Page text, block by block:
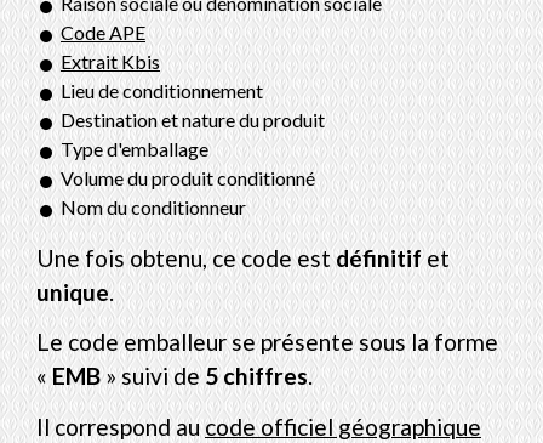
Code APE
Extrait Kbis
Lieu de conditionnement
Destination et nature du produit
Type d'emballage
Volume du produit conditionné
Nom du conditionneur
Une fois obtenu, ce code estdéfinitifet
unique.
Le code emballeur se présente sous la forme
«EMB» suivi de5 chiffres.
Il correspond au code officiel géographique